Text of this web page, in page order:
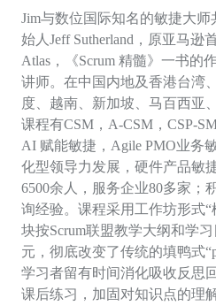
Jim与数位国际知名的敏捷大师
始人Jeff Sutherland，原亚马逊
Atlas，《Scrum 精髓》一书的
讲师。在中国内地及香港台湾
度、越南、新加坡、马百西亚
课程有CSM，A-CSM，CSP-
AI 赋能敏捷， Agile PMO业务
化型领导力发展，硬件产品敏
6500余人，服务企业80多家；
询经验。课程采用工作坊形式
块按Scrum联盟教学大纲和学习
元，彻底改变了传统的填鸭式
学习者留有时间消化吸收反思
课后练习，加固对知识点的理